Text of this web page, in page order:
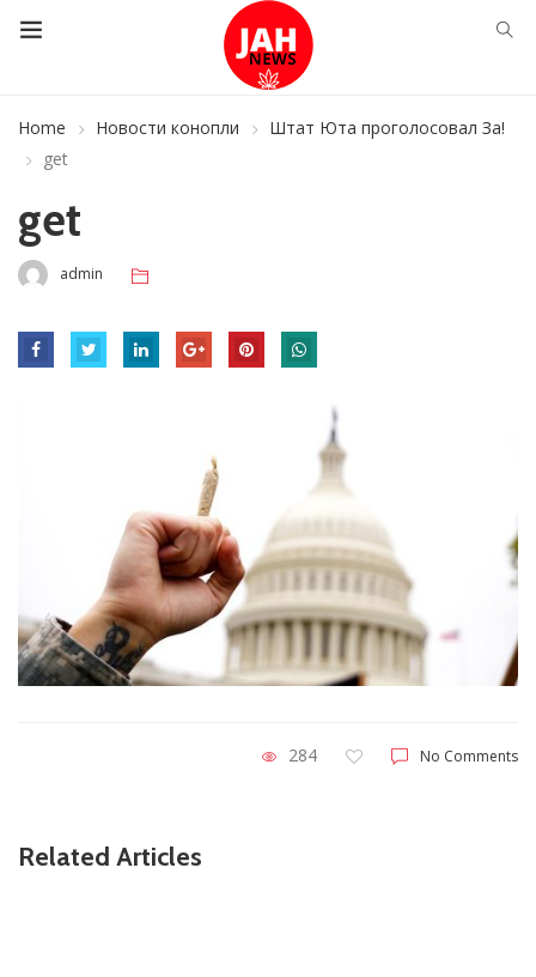
Home Новости конопли
Штат Юта проголосовал За!
get
get
admin
284 No Comments
Related Articles